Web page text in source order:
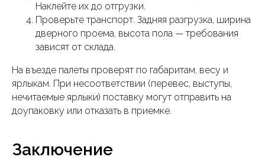
Наклейте их до отгрузки.
Проверьте транспорт. Задняя разгрузка, ширина
дверного проема, высота пола — требования
зависят от склада.
На въезде палеты проверят по габаритам, весу и
ярлыкам. При несоответствии (перевес, выступы,
нечитаемые ярлыки) поставку могут отправить на
доупаковку или отказать в приемке.
Заключение